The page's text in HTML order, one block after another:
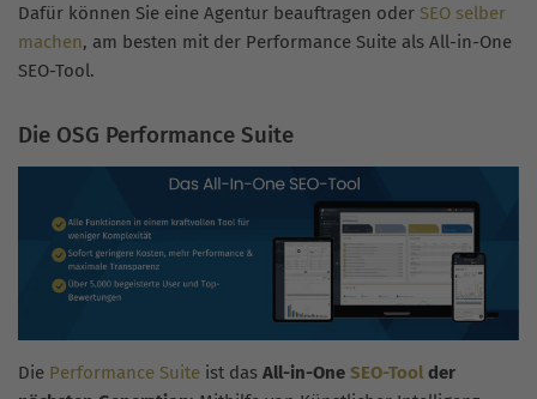
Dafür können Sie eine Agentur beauftragen oder SEO selber
machen, am besten mit der Performance Suite als All-in-One
SEO-Tool.
Die OSG Performance Suite
Die Performance Suite ist das All-in-One SEO-Tool der